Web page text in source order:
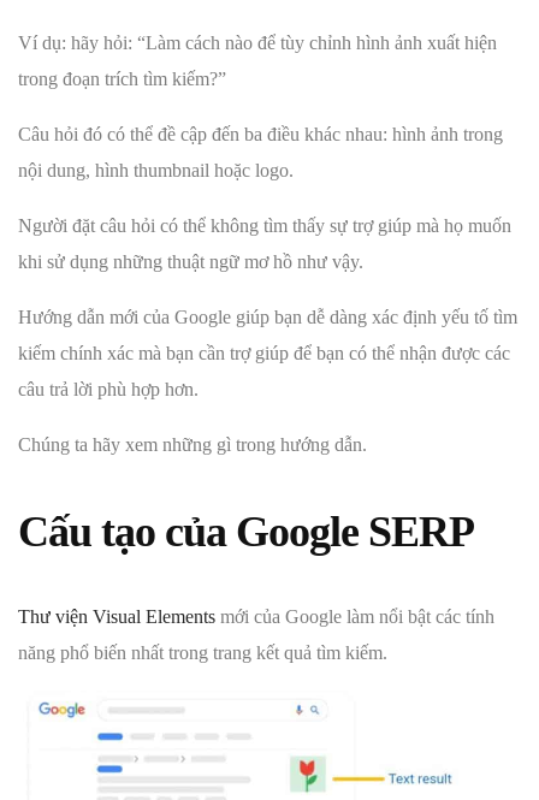
Ví dụ: hãy hỏi: “Làm cách nào để tùy chỉnh hình ảnh xuất hiện
trong đoạn trích tìm kiếm?”
Câu hỏi đó có thể đề cập đến ba điều khác nhau: hình ảnh trong
nội dung, hình thumbnail hoặc logo.
Người đặt câu hỏi có thể không tìm thấy sự trợ giúp mà họ muốn
khi sử dụng những thuật ngữ mơ hồ như vậy.
Hướng dẫn mới của Google giúp bạn dễ dàng xác định yếu tố tìm
kiếm chính xác mà bạn cần trợ giúp để bạn có thể nhận được các
câu trả lời phù hợp hơn.
Chúng ta hãy xem những gì trong hướng dẫn.
Cấu tạo của Google SERP
Thư viện Visual Elements mới của Google làm nổi bật các tính
năng phổ biến nhất trong trang kết quả tìm kiếm.